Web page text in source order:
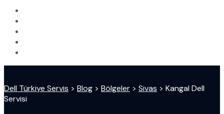
Dell Türkiye Servis > Blog > Bölgeler > Sivas > Kangal Dell
Servisi